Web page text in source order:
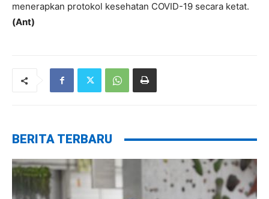
menerapkan protokol kesehatan COVID-19 secara ketat.
(Ant)
BERITA TERBARU